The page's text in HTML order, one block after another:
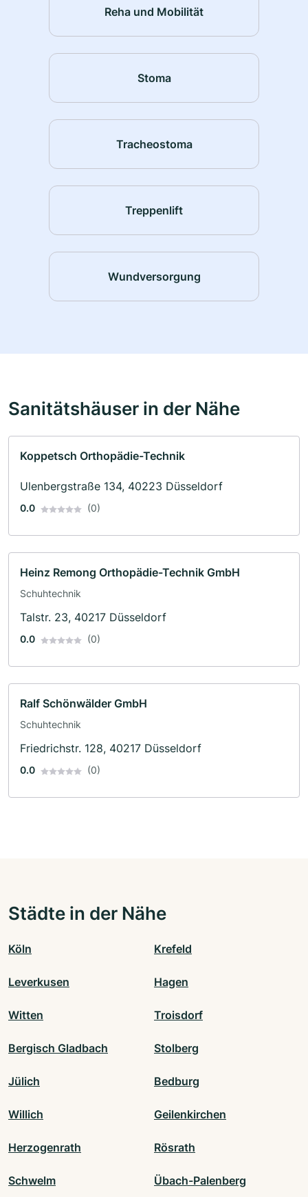
Reha und Mobilität
Stoma
Tracheostoma
Treppenlift
Wundversorgung
Sanitätshäuser in der Nähe
Koppetsch Orthopädie-Technik
Ulenbergstraße 134, 40223 Düsseldorf
0.0 (0)
Heinz Remong Orthopädie-Technik GmbH
Schuhtechnik
Talstr. 23, 40217 Düsseldorf
0.0 (0)
Ralf Schönwälder GmbH
Schuhtechnik
Friedrichstr. 128, 40217 Düsseldorf
0.0 (0)
Städte in der Nähe
Köln Krefeld
Leverkusen Hagen
Witten Troisdorf
Bergisch Gladbach Stolberg
Jülich Bedburg
Willich Geilenkirchen
Herzogenrath Rösrath
Schwelm Übach-Palenberg